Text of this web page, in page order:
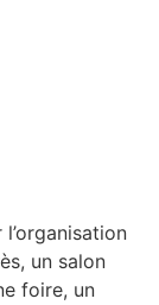
un salon
foire, un